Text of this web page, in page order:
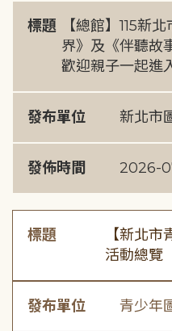
標題
【總館】115新
界》及《伴聽故
歡迎親子一起進
發布單位 新北市
發佈時間 2026-
標題
【新北市
活動總覽
發布單位 青少年